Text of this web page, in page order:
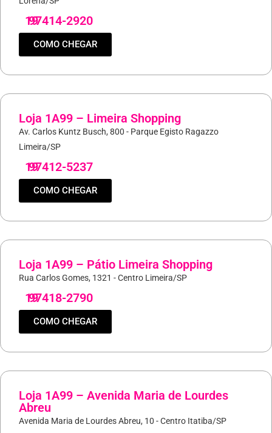
19
97414-2920
COMO CHEGAR
Loja 1A99 – Limeira Shopping
Av. Carlos Kuntz Busch, 800 - Parque Egisto Ragazzo
Limeira/SP
19
97412-5237
COMO CHEGAR
Loja 1A99 – Pátio Limeira Shopping
Rua Carlos Gomes, 1321 - Centro Limeira/SP
19
97418-2790
COMO CHEGAR
Loja 1A99 – Avenida Maria de Lourdes
Abreu
Avenida Maria de Lourdes Abreu, 10 - Centro Itatiba/SP